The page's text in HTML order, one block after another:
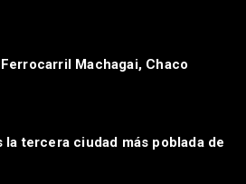
Machagai, Chaco
la tercera ciudad más poblada de